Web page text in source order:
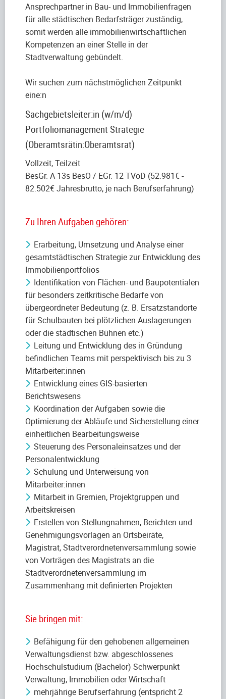
Ansprechpartner in Bau- und Immobilienfragen
für alle städtischen Bedarfsträger zuständig,
somit werden alle immobilienwirtschaftlichen
Kompetenzen an einer Stelle in der
Stadtverwaltung gebündelt.
Wir suchen zum nächstmöglichen Zeitpunkt
eine:n
Sachgebietsleiter:in (w/m/d)
Portfoliomanagement Strategie
(Oberamtsrätin:Oberamtsrat)
Vollzeit, Teilzeit
BesGr. A 13s BesO / EGr. 12 TVöD (52.981€ -
82.502€ Jahresbrutto, je nach Berufserfahrung)
Zu Ihren Aufgaben gehören:
Erarbeitung, Umsetzung und Analyse einer
gesamtstädtischen Strategie zur Entwicklung des
Immobilienportfolios
Identifikation von Flächen- und Baupotentialen
für besonders zeitkritische Bedarfe von
übergeordneter Bedeutung (z. B. Ersatzstandorte
für Schulbauten bei plötzlichen Auslagerungen
oder die städtischen Bühnen etc.)
Leitung und Entwicklung des in Gründung
befindlichen Teams mit perspektivisch bis zu 3
Mitarbeiter:innen
Entwicklung eines GIS-basierten
Berichtswesens
Koordination der Aufgaben sowie die
Optimierung der Abläufe und Sicherstellung einer
einheitlichen Bearbeitungsweise
Steuerung des Personaleinsatzes und der
Personalentwicklung
Schulung und Unterweisung von
Mitarbeiter:innen
Mitarbeit in Gremien, Projektgruppen und
Arbeitskreisen
Erstellen von Stellungnahmen, Berichten und
Genehmigungsvorlagen an Ortsbeiräte,
Magistrat, Stadtverordnetenversammlung sowie
von Vorträgen des Magistrats an die
Stadtverordnetenversammlung im
Zusammenhang mit definierten Projekten
Sie bringen mit:
Befähigung für den gehobenen allgemeinen
Verwaltungsdienst bzw. abgeschlossenes
Hochschulstudium (Bachelor) Schwerpunkt
Verwaltung, Immobilien oder Wirtschaft
mehrjährige Berufserfahrung (entspricht 2